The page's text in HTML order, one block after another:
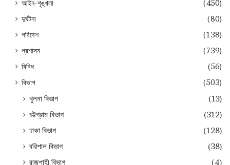
আইন-শৃঙ্খলা
(450)
দুর্ঘটনা
(80)
পরিবেশ
(138)
প্রশাসন
(739)
বিবিধ
(56)
বিভাগ
(503)
খুলনা বিভাগ
(13)
চট্টগ্রাম বিভাগ
(312)
ঢাকা বিভাগ
(128)
বরিশাল বিভাগ
(38)
রাজশাহী বিভাগ
(4)